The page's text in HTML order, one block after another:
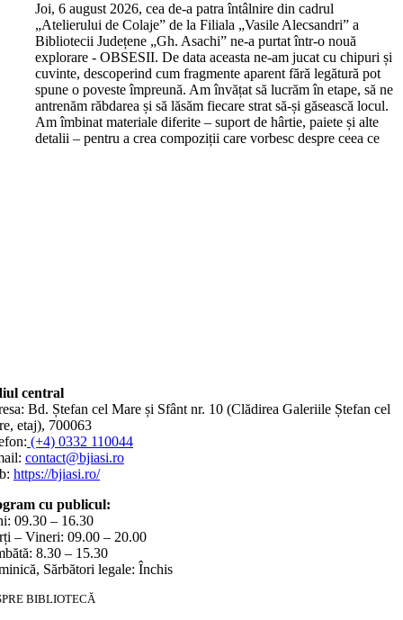
Joi, 6 august 2026, cea de-a patra întâlnire din cadrul
„Atelierului de Colaje” de la Filiala „Vasile Alecsandri” a
Bibliotecii Județene „Gh. Asachi” ne-a purtat într-o nouă
explorare - OBSESII. De data aceasta ne-am jucat cu chipuri și
cuvinte, descoperind cum fragmente aparent fără legătură pot
spune o poveste împreună. Am învățat să lucrăm în etape, să ne
antrenăm răbdarea și să lăsăm fiecare strat să-și găsească locul.
Am îmbinat materiale diferite – suport de hârtie, paiete și alte
detalii – pentru a crea compoziții care vorbesc despre ceea ce
central
Bd. Ștefan cel Mare și Sfânt nr. 10 (Clădirea Galeriile Ștefan cel
etaj), 700063
(+4) 0332 110044
contact@bjiasi.ro
https://bjiasi.ro/
cu publicul:
09.30 – 16.30
– Vineri: 09.00 – 20.00
8.30 – 15.30
Sărbători legale: Închis
BIBLIOTECĂ